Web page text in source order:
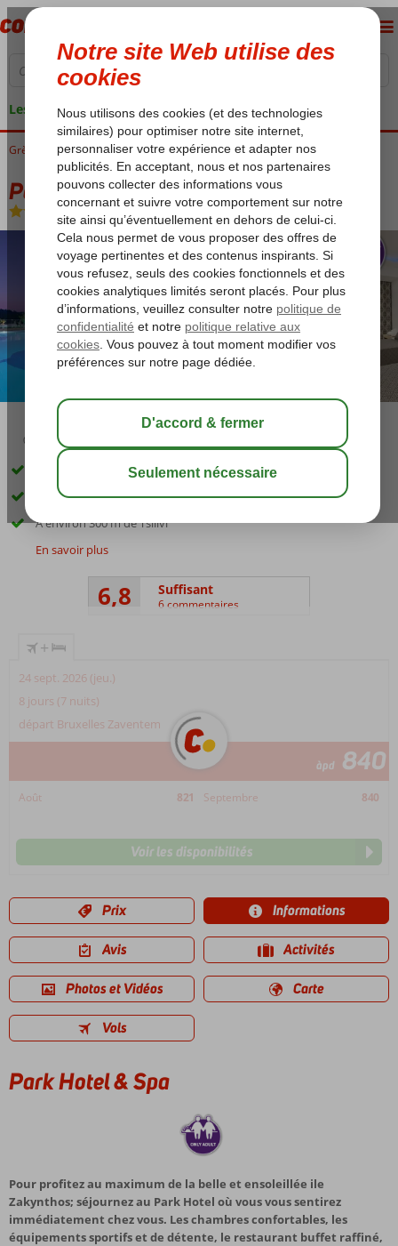
Les garanties de vacances
Grèce Zakynthos Tsilivi Park Hotel & Spa
Park Hotel & Spa
Chambre et petit déjeuner-Hôtel
03:05 sauver
Chambres confortables
WiFi gratuit
À environ 300 m de Tsilivi
En savoir plus
6,8 Suffisant
6 commentaires
+
24 sept. 2026 (jeu.)
8 jours (7 nuits)
départ Bruxelles Zaventem
àpd 840
Août 821 Septembre 840
Voir les disponibilités
Prix Informations
Avis Activités
Photos et Vidéos Carte
Vols
Park Hotel & Spa
Pour profitez au maximum de la belle et ensoleillée ile
Zakynthos; séjournez au Park Hotel où vous vous sentirez
immédiatement chez vous. Les chambres confortables, les
équipements sportifs et de détente, le restaurant buffet raffiné,